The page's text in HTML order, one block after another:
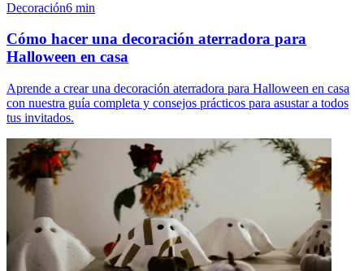
Decoración6 min
Cómo hacer una decoración aterradora para
Halloween en casa
Aprende a crear una decoración aterradora para Halloween en casa
con nuestra guía completa y consejos prácticos para asustar a todos
tus invitados.